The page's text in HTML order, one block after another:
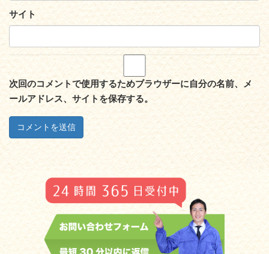
サイト
次回のコメントで使用するためブラウザーに自分の名前、メ
ールアドレス、サイトを保存する。